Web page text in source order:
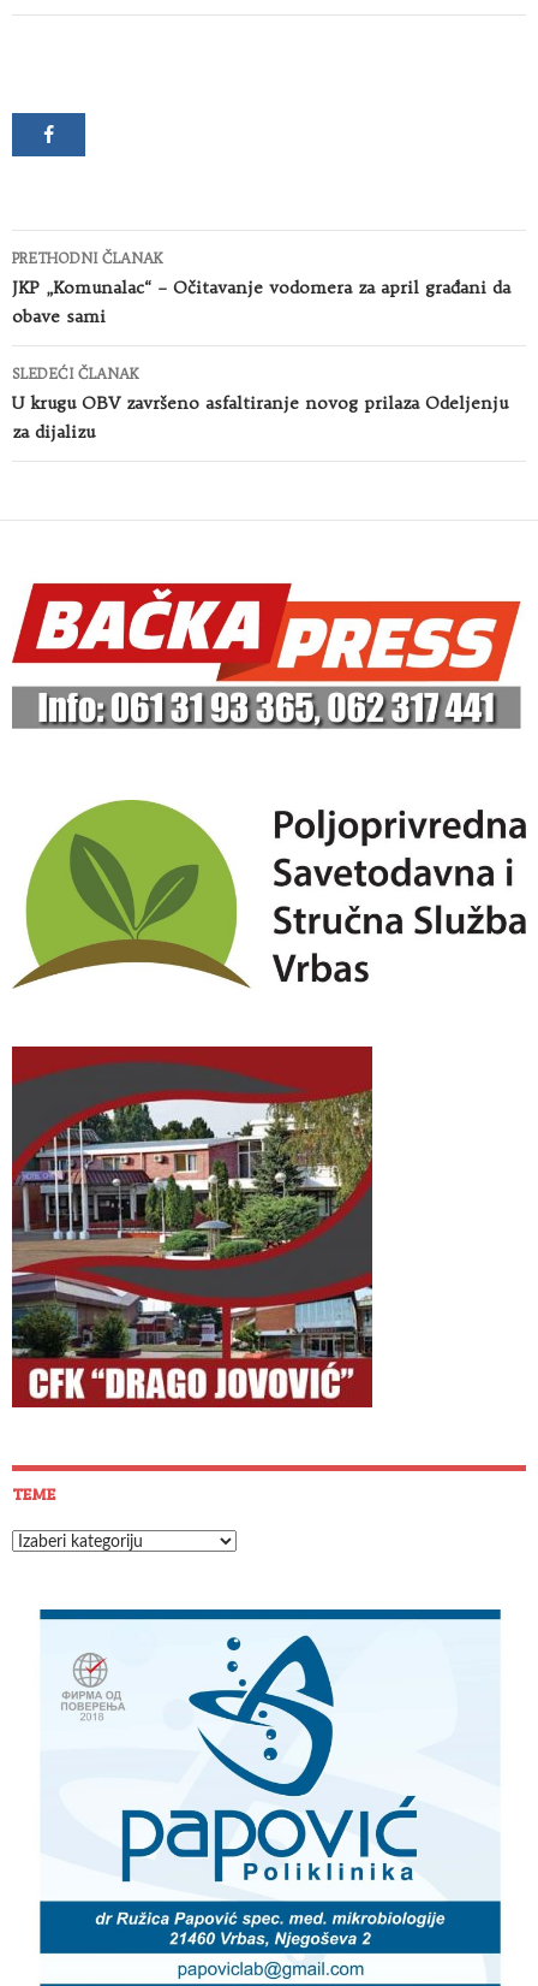
Kretanje
članaka
PRETHODNI ČLANAK
JKP „Komunalac“ – Očitavanje vodomera za april građani da
obave sami
SLEDEĆI ČLANAK
U krugu OBV završeno asfaltiranje novog prilaza Odeljenju
za dijalizu
TEME
Teme